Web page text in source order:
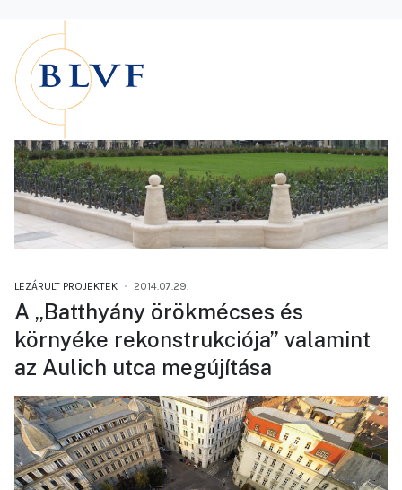
LEZÁRULT PROJEKTEK 2014.07.29.
A „Batthyány örökmécses és
környéke rekonstrukciója” valamint
az Aulich utca megújítása